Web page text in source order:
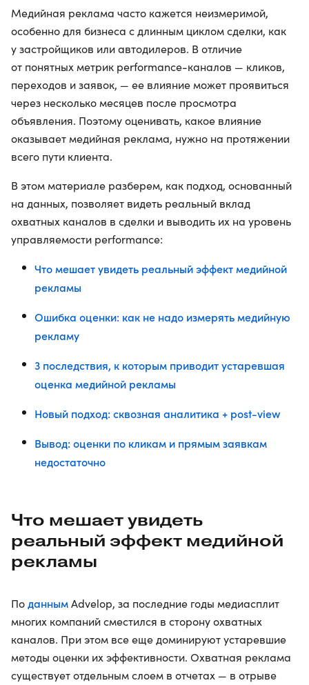
Медийная реклама часто кажется неизмеримой,
особенно для бизнеса с длинным циклом сделки, как
у застройщиков или автодилеров. В отличие
от понятных метрик performance-каналов — кликов,
переходов и заявок, — ее влияние может проявиться
через несколько месяцев после просмотра
объявления. Поэтому оценивать, какое влияние
оказывает медийная реклама, нужно на протяжении
всего пути клиента.
В этом материале разберем, как подход, основанный
на данных, позволяет видеть реальный вклад
охватных каналов в сделки и выводить их на уровень
управляемости performance:
Что мешает увидеть реальный эффект медийной
рекламы
Ошибка оценки: как не надо измерять медийную
рекламу
3 последствия, к которым приводит устаревшая
оценка медийной рекламы
Новый подход: сквозная аналитика + post-view
Вывод: оценки по кликам и прямым заявкам
недостаточно
Что мешает увидеть
реальный эффект медийной
рекламы
ПоданнымAdvelop, за последние годы медиасплит
многих компаний сместился в сторону охватных
каналов. При этом все еще доминируют устаревшие
методы оценки их эффективности. Охватная реклама
существует отдельным слоем в отчетах — в отрыве